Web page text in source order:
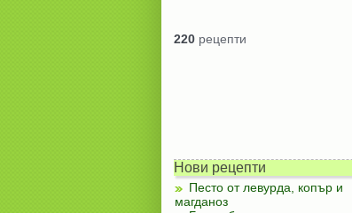
220 рецепти
Нови рецепти
Песто от левурда, копър и
магданоз